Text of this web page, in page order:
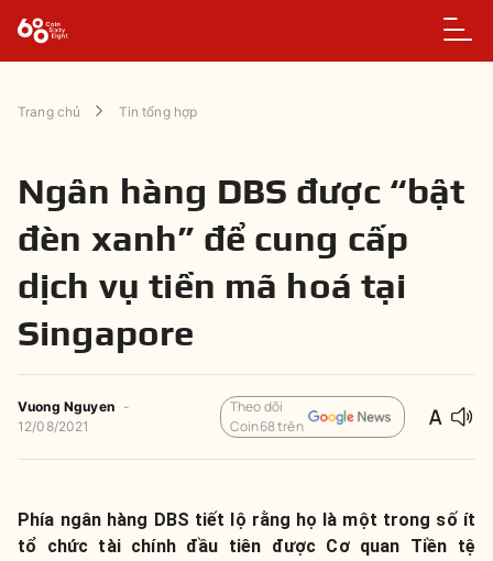
Trang chủ Tin tổng hợp
Ngân hàng DBS được “bật
đèn xanh” để cung cấp
dịch vụ tiền mã hoá tại
Singapore
Vuong Nguyen
-
12/08/2021
Theo dõi
Coin68 trên
Phía ngân hàng DBS tiết lộ rằng họ là một trong số ít
tổ chức tài chính đầu tiên được Cơ quan Tiền tệ